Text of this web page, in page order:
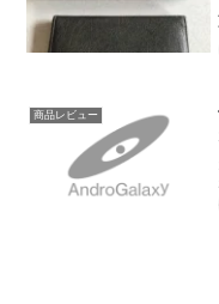
商品レビュー